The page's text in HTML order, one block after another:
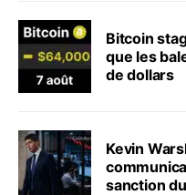
Bitcoin
que les
de dollars
Kevin
sanction